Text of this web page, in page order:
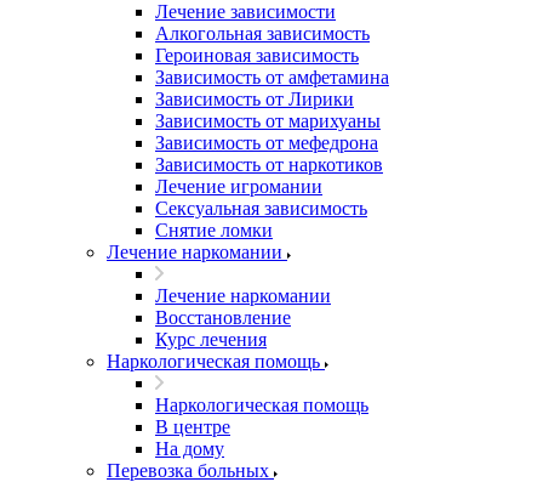
Лечение зависимости
Алкогольная зависимость
Героиновая зависимость
Зависимость от амфетамина
Зависимость от Лирики
Зависимость от марихуаны
Зависимость от мефедрона
Зависимость от наркотиков
Лечение игромании
Сексуальная зависимость
Снятие ломки
Лечение наркомании
Лечение наркомании
Восстановление
Курс лечения
Наркологическая помощь
Наркологическая помощь
В центре
На дому
Перевозка больных